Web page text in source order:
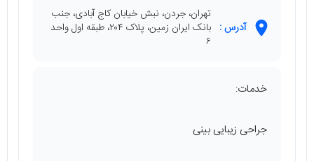
آدرس :
تهران، جردن، نبش خیابان کاج آبادی، جنب
بانک ایران زمین، پلاک ۲۰۴، طبقه اول واحد
۶
خدمات:
جراحی زیبایی بینی